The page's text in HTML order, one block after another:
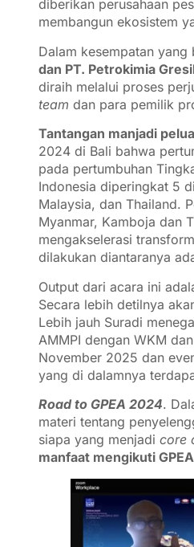
diberikan perusahaan
membangun ekosistem
Dalam kesempatan
dan PT. Petrokimia
diraih melalui proses
team dan para pemilik
Tantangan manjadi
2024 di Bali bahwa
pada pertumbuhan
Indonesia diperingkat 5
Malaysia, dan Thailand.
Myanmar, Kamboja dan
mengakselerasi
dilakukan diantaranya
Output dari acara ini
Secara lebih detilnya
Lebih jauh Suradi
AMMPI dengan WKM
November 2025 dan
yang di dalamnya
Road to GPEA 2024.
materi tentang
siapa yang menjadi core
manfaat mengikuti GPEA